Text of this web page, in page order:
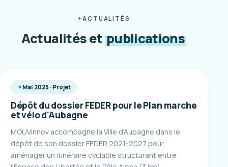
ACTUALITÉS
Actualités et publications
Mai 2025 · Projet
Dépôt du dossier FEDER pour le Plan marche
et vélo d'Aubagne
MOUVinnov accompagne la Ville d'Aubagne dans le
dépôt de son dossier FEDER 2021-2027 pour
aménager un itinéraire cyclable structurant entre